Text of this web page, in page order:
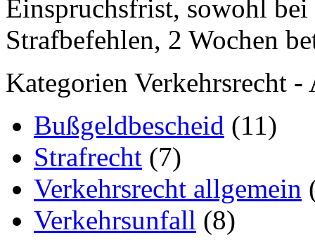
Einspruchsfrist, sowohl
Strafbefehlen, 2 Wochen
Kategorien Verkehrsrecht
Bußgeldbescheid (11)
Strafrecht (7)
Verkehrsrecht allgemein
Verkehrsunfall (8)